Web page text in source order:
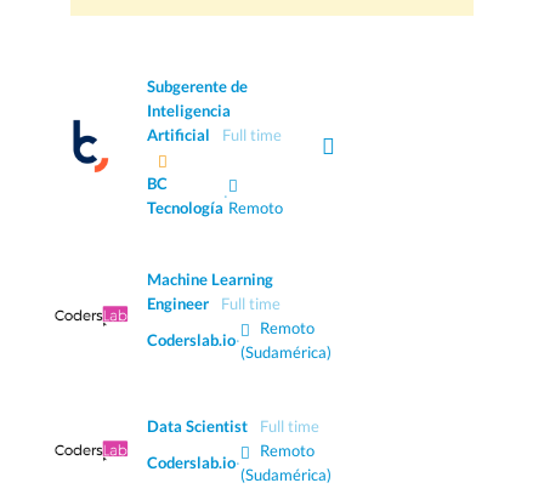
Subgerente de
Inteligencia
Artificial
Full time
BC
Tecnología
·
Remoto
Machine Learning
Engineer
Full time
Coderslab.io·
Remoto
(Sudamérica)
Data Scientist
Full time
Coderslab.io·
Remoto
(Sudamérica)